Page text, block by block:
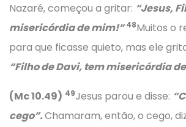
Nazaré, começou a gritar: “Jesus,
misericórdia de mim!”48Muitos o
para que ficasse quieto, mas ele
“Filho de Davi, tem misericórdia
(Mc 10.49) 49Jesus parou e disse:
cego”.Chamaram, então, o cego,